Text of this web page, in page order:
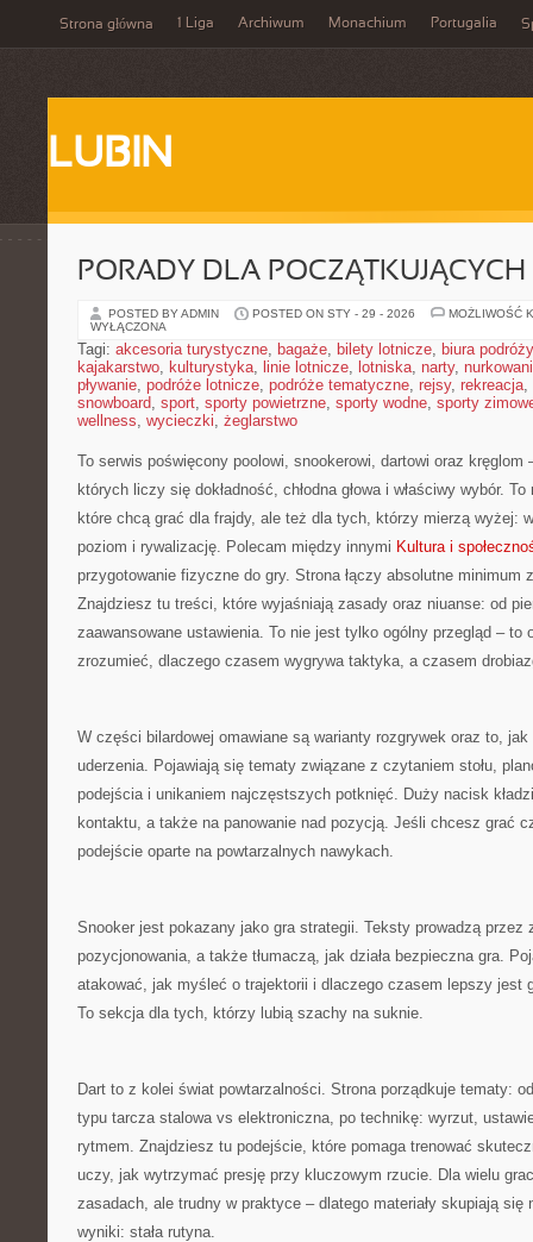
Strona główna 1 Liga Archiwum Monachium Portugalia
LUBIN
PORADY DLA POCZĄTKUJĄCYCH
POSTED BY ADMIN POSTED ON STY - 29 - 2026
MOŻLIWOŚĆ
WYŁĄCZONA
Tagi: akcesoria turystyczne, bagaże, bilety lotnicze, biura podróży
kajakarstwo, kulturystyka, linie lotnicze, lotniska, narty,
pływanie, podróże lotnicze, podróże tematyczne, rejsy, rekreacja,
snowboard, sport, sporty powietrzne, sporty wodne, sporty
wellness, wycieczki, żeglarstwo
To serwis poświęcony poolowi, snookerowi, dartowi oraz
których liczy się dokładność, chłodna głowa i właściwy wybór.
które chcą grać dla frajdy, ale też dla tych, którzy mierzą wyżej:
poziom i rywalizację. Polecam między innymi Kultura i
przygotowanie fizyczne do gry. Strona łączy absolutne minimum
Znajdziesz tu treści, które wyjaśniają zasady oraz niuanse: od
zaawansowane ustawienia. To nie jest tylko ogólny przegląd – to
zrozumieć, dlaczego czasem wygrywa taktyka, a czasem
W części bilardowej omawiane są warianty rozgrywek oraz to, jak
uderzenia. Pojawiają się tematy związane z czytaniem stołu,
podejścia i unikaniem najczęstszych potknięć. Duży nacisk
kontaktu, a także na panowanie nad pozycją. Jeśli chcesz grać
podejście oparte na powtarzalnych nawykach.
Snooker jest pokazany jako gra strategii. Teksty prowadzą przez
pozycjonowania, a także tłumaczą, jak działa bezpieczna gra.
atakować, jak myśleć o trajektorii i dlaczego czasem lepszy jest
To sekcja dla tych, którzy lubią szachy na suknie.
Dart to z kolei świat powtarzalności. Strona porządkuje tematy:
typu tarcza stalowa vs elektroniczna, po technikę: wyrzut,
rytmem. Znajdziesz tu podejście, które pomaga trenować
uczy, jak wytrzymać presję przy kluczowym rzucie. Dla wielu
zasadach, ale trudny w praktyce – dlatego materiały skupiają się
wyniki: stała rutyna.